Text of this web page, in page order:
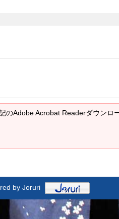
Adobe Acrobat Readerダウンロ
by Joruri